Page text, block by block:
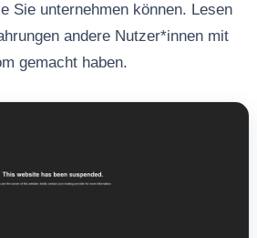
Sie unternehmen können. Lesen
andere Nutzer*innen mit
gemacht haben.